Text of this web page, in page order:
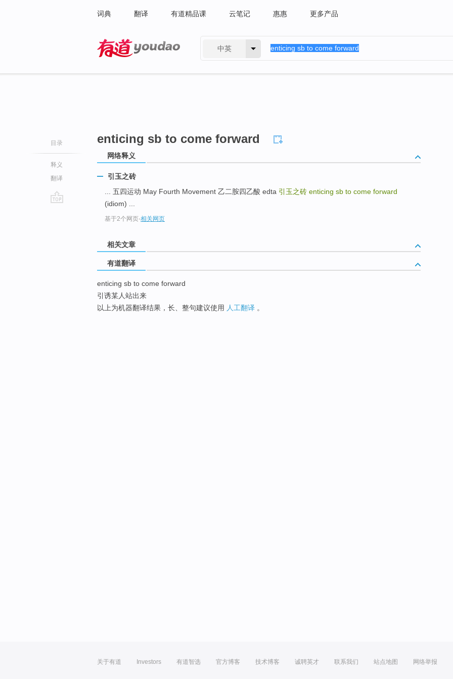
词典 翻译 有道精品课 云笔记 惠惠 更多产品
中英
目录
释义
翻译
enticing sb to come forward
网络释义
引玉之砖
... 五四运动 May Fourth Movement 乙二胺四乙酸 edta 引玉之砖 enticing sb to come forward
(idiom) ...
基于2个网页-相关网页
相关文章
有道翻译
enticing sb to come forward
引诱某人站出来
以上为机器翻译结果，长、整句建议使用 人工翻译 。
关于有道 Investors 有道智选 官方博客 技术博客 诚聘英才 联系我们 站点地图 网络举报